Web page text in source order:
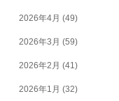
2026年4月 (49)
2026年3月 (59)
2026年2月 (41)
2026年1月 (32)